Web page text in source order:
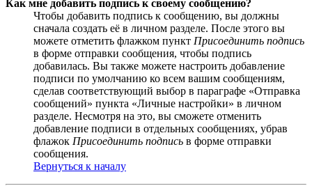
Как мне добавить подпись к своему сообщению?
Чтобы добавить подпись к сообщению, вы должны
сначала создать её в личном разделе. После этого вы
можете отметить флажком пункт Присоединить подпись
в форме отправки сообщения, чтобы подпись
добавилась. Вы также можете настроить добавление
подписи по умолчанию ко всем вашим сообщениям,
сделав соответствующий выбор в параграфе «Отправка
сообщений» пункта «Личные настройки» в личном
разделе. Несмотря на это, вы сможете отменить
добавление подписи в отдельных сообщениях, убрав
флажок Присоединить подпись в форме отправки
сообщения.
Вернуться к началу